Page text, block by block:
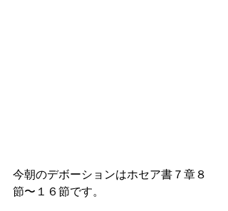
今朝のデボーションはホセア書７章８
節〜１６節です。